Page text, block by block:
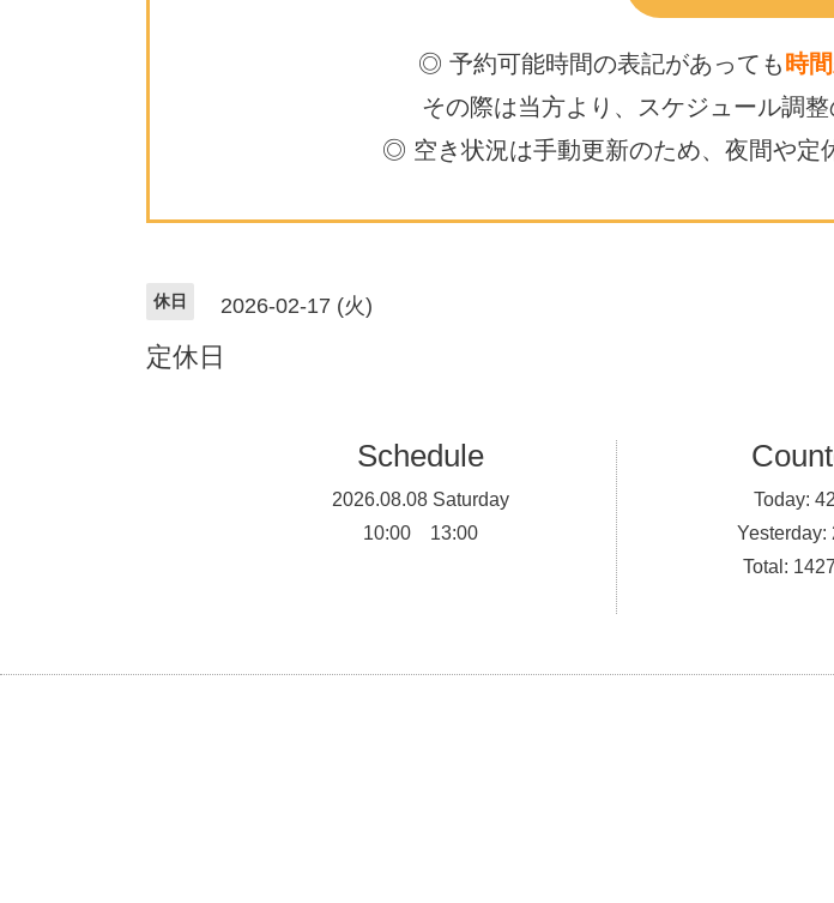
◎ 予約可能時間の表記があっても 時
その際は当方より、スケジュール調整
◎ 空き状況は手動更新のため、 夜間や定
休日 2026-02-17 (火)
定休日
Schedule
2026.08.08 Saturday
10:00 13:00
Today:
Yesterday:
Total: